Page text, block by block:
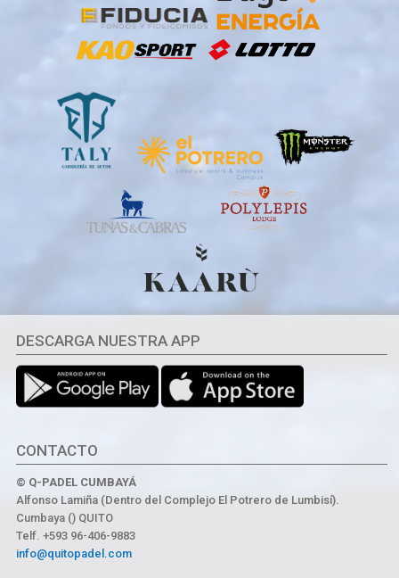
DESCARGA NUESTRA APP
CONTACTO
© Q-PADEL CUMBAYÁ
Alfonso Lamiña (Dentro del Complejo El Potrero de Lumbisí).
Cumbaya () QUITO
Telf. +593 96-406-9883
info@quitopadel.com